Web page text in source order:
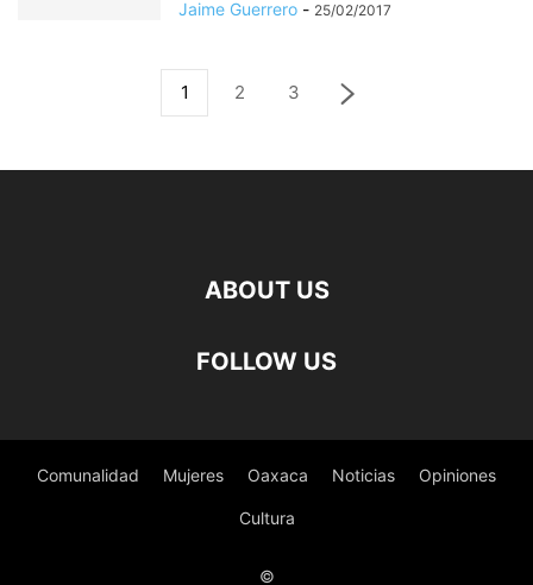
Jaime Guerrero - 25/02/2017
1 2 3
ABOUT US
FOLLOW US
Comunalidad Mujeres Oaxaca Noticias Opiniones
Cultura
©